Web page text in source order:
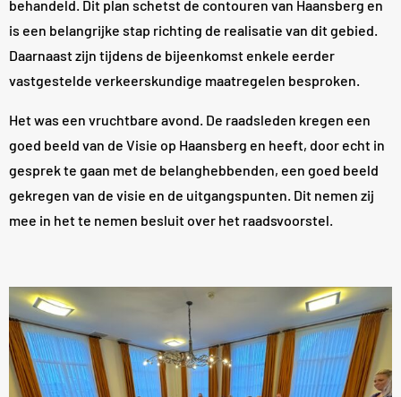
behandeld. Dit plan schetst de contouren van Haansberg en
is een belangrijke stap richting de realisatie van dit gebied.
Daarnaast zijn tijdens de bijeenkomst enkele eerder
vastgestelde verkeerskundige maatregelen besproken.
Het was een vruchtbare avond. De raadsleden kregen een
goed beeld van de Visie op Haansberg en heeft, door echt in
gesprek te gaan met de belanghebbenden, een goed beeld
gekregen van de visie en de uitgangspunten. Dit nemen zij
mee in het te nemen besluit over het raadsvoorstel.